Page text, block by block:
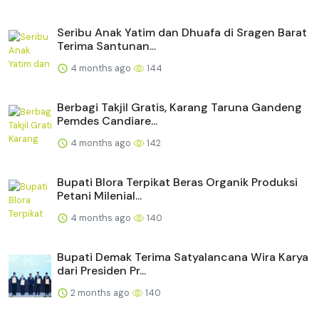
Seribu Anak Yatim dan Dhuafa di Sragen Barat
Terima Santunan...
4 months ago 144
Berbagi Takjil Gratis, Karang Taruna Gandeng
Pemdes Candiare...
4 months ago 142
Bupati Blora Terpikat Beras Organik Produksi
Petani Milenial...
4 months ago 140
Bupati Demak Terima Satyalancana Wira Karya
dari Presiden Pr...
2 months ago 140